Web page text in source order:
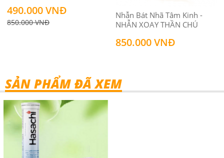
490.000 VNĐ
850.000 VNĐ
Nhẫn Bát Nhã Tâm Kinh -
NHẪN XOAY THẦN CHÚ
850.000 VNĐ
SẢN PHẨM ĐÃ XEM